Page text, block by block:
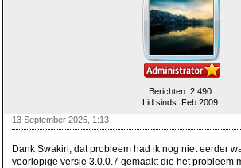
Berichten: 2.490
Lid sinds: Feb 2009
13 September 2025, 1:13
Dank Swakiri, dat probleem had ik nog niet eerder
voorlopige versie 3.0.0.7 gemaakt die het probleem